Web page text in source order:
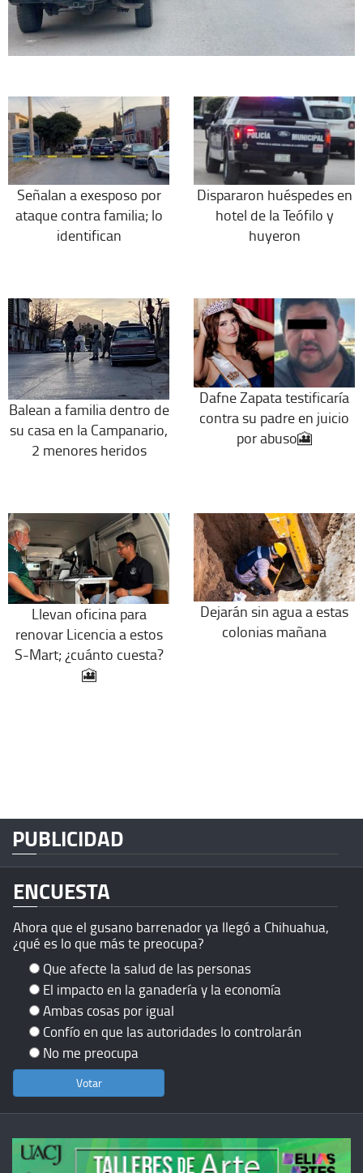
Señalan a exesposo por
ataque contra familia; lo
identifican
Dispararon huéspedes en
hotel de la Teófilo y
huyeron
Balean a familia dentro de
su casa en la Campanario,
2 menores heridos
Dafne Zapata testificaría
contra su padre en juicio
por abuso🎦
Llevan oficina para
renovar Licencia a estos
S-Mart; ¿cuánto cuesta?
🎦
Dejarán sin agua a estas
colonias mañana
PUBLICIDAD
ENCUESTA
Ahora que el gusano barrenador ya llegó a Chihuahua,
¿qué es lo que más te preocupa?
Que afecte la salud de las personas
El impacto en la ganadería y la economía
Ambas cosas por igual
Confío en que las autoridades lo controlarán
No me preocupa